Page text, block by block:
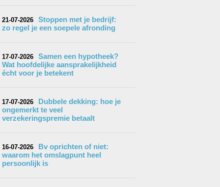
21-07-2026
Stoppen met je bedrijf:
zo regel je een soepele afronding
17-07-2026
Samen een hypotheek?
Wat hoofdelijke aansprakelijkheid
écht voor je betekent
17-07-2026
Dubbele dekking: hoe je
ongemerkt te veel
verzekeringspremie betaalt
16-07-2026
Bv oprichten of niet:
waarom het omslagpunt heel
persoonlijk is